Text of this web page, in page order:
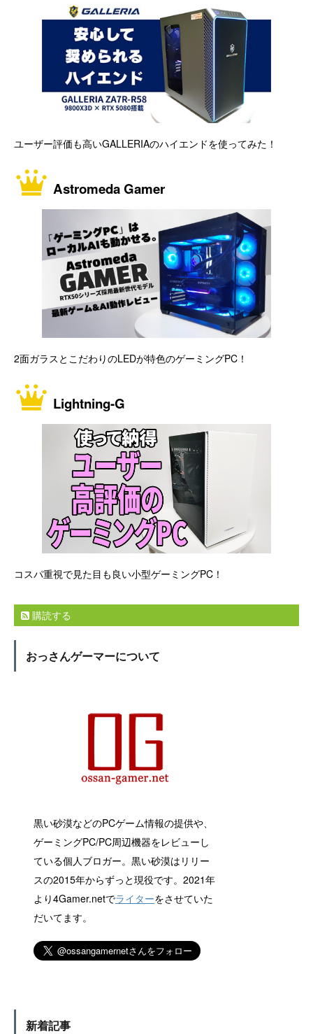
ユーザー評価も高いGALLERIAのハイエンドを使ってみた！
Astromeda Gamer
2面ガラスとこだわりのLEDが特色のゲーミングPC！
Lightning-G
コスパ重視で見た目も良い小型ゲーミングPC！
購読する
おっさんゲーマーについて
黒い砂漠などのPCゲーム情報の提供や、
ゲーミングPC/PC周辺機器をレビューし
ている個人ブロガー。黒い砂漠はリリー
スの2015年からずっと現役です。2021年
より4Gamer.netでライターをさせていた
だいてます。
新着記事